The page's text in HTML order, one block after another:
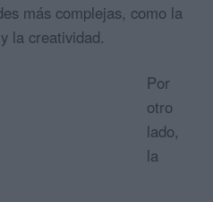
más complejas, como la
la creatividad.
Por
otro
lado,
la